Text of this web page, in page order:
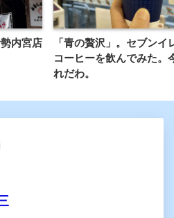
内宮店
「青の贅沢」。セブンイ
コーヒーを飲んでみた。
れだわ。